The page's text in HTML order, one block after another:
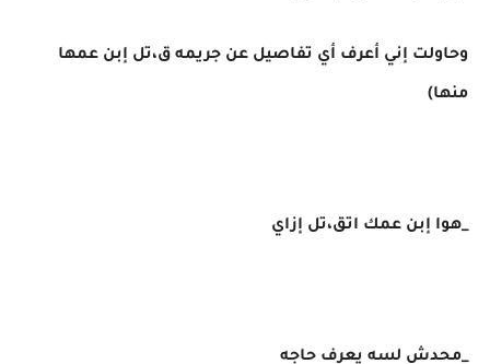
وحاولت إني أعرف أي تفاصيل عن جريمه ق،تل إبن عمها
منها)
_هوا إبن عمك اتق،تل إزاي
_محدش لسه يعرف حاجه